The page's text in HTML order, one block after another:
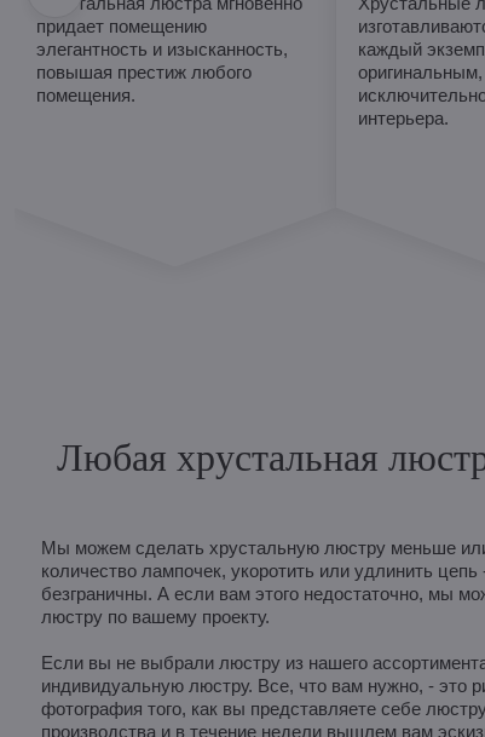
придает помещению
элегантность и изысканность,
повышая престиж любого
помещения.
каждый
оригинальным,
интерьера.
Любая хрустальная
Мы можем сделать хрустальную люстру меньше
количество лампочек, укоротить или удлинить
безграничны. А если вам этого недостаточно, мы
люстру по вашему проекту.
Если вы не выбрали люстру из нашего
индивидуальную люстру. Все, что вам нужно, - это
фотография того, как вы представляете себе
производства и в течение недели вышлем вам